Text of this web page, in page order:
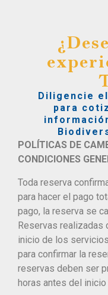
Diligencie
para
POLÍTICAS DE
CONDICIONES
Toda reserva
para hacer el pago
pago, la reserva se
Reservas realizadas
inicio de los
para confirmar la
reservas deben ser
horas antes del